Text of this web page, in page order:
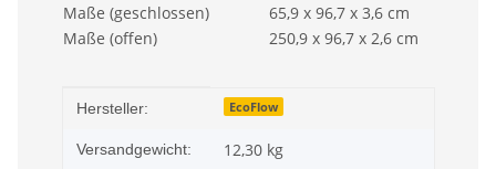
Maße (geschlossen)
65,9 x 96,7 x 3,6 cm
Maße (offen)
250,9 x 96,7 x 2,6 cm
Produkteigenschaft
Wert
Hersteller: EcoFlow
Versandgewicht: 12,30 kg